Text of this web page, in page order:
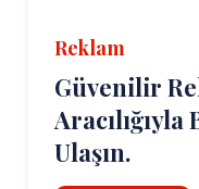
Reklam
Güvenilir
Ulaşın.